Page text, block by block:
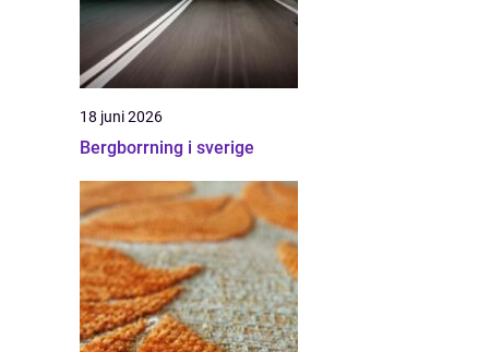
18 juni 2026
Bergborrning i sverige